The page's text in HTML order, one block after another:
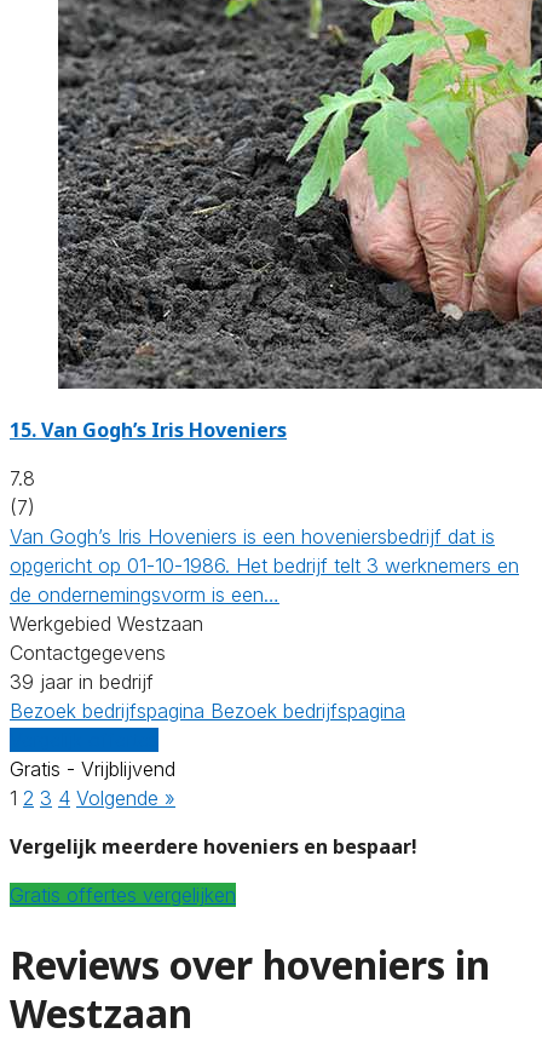
15.Van Gogh’s Iris Hoveniers
7.8
(7)
Van Gogh’s Iris Hoveniers is een hoveniersbedrijf dat is
opgericht op 01-10-1986. Het bedrijf telt 3 werknemers en
de ondernemingsvorm is een…
Werkgebied Westzaan
Contactgegevens
39 jaar in bedrijf
Bezoek bedrijfspagina Bezoek bedrijfspagina
Gratis - Vrijblijvend
1 2 3 4 Volgende »
Vergelijk meerdere hoveniers en bespaar!
Gratis offertes vergelijken
Reviews over hoveniers in
Westzaan